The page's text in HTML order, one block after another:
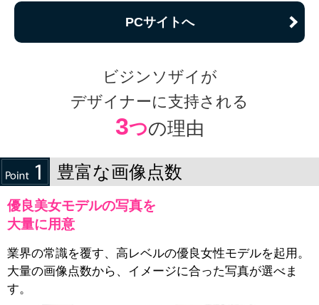
PCサイトへ
ビジンソザイが
デザイナーに支持される
3つの理由
豊富な画像点数
優良美女モデルの写真を
大量に用意
業界の常識を覆す、高レベルの優良女性モデルを起用。
大量の画像点数から、イメージに合った写真が選べま
す。